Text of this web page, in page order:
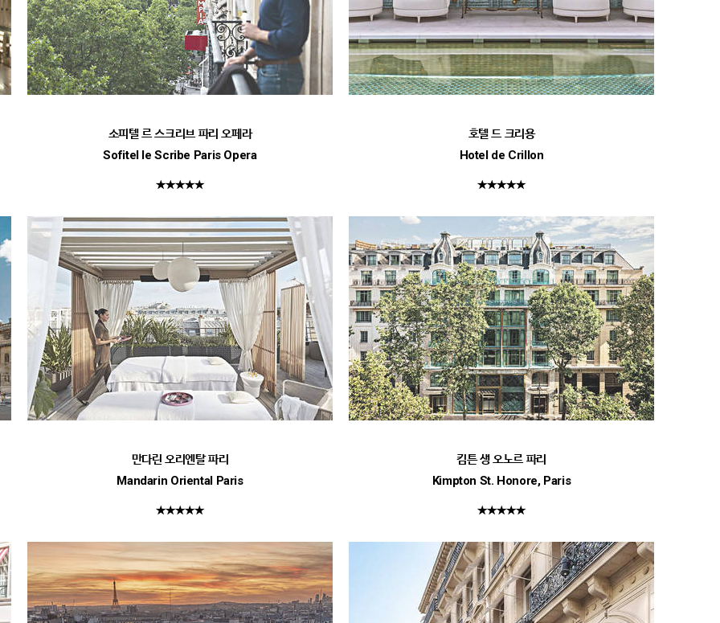
소피텔 르 스크리브 파리 오페라
Sofitel le Scribe Paris Opera
★★★★★
호텔 드 크리용
Hotel de Crillon
★★★★★
만다린 오리엔탈 파리
Mandarin Oriental Paris
★★★★★
킴튼 생 오노르 파리
Kimpton St. Honore, Paris
★★★★★